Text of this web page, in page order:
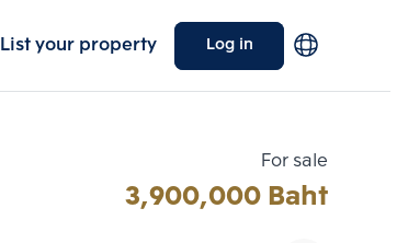
List your property Log in
For sale
3,900,000 Baht